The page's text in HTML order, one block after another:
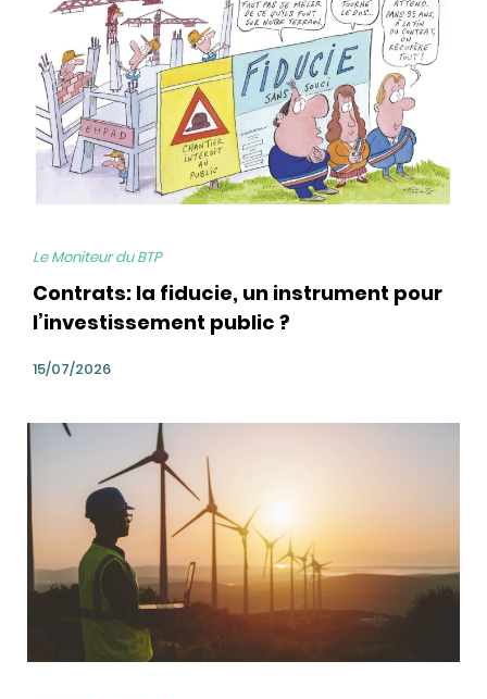
Le Moniteur du BTP
Contrats: la fiducie, un instrument pour
l’investissement public ?
15/07/2026
bg